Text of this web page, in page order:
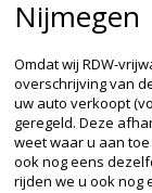
Nijmegen
Omdat wij RDW-
overschrijving van
uw auto verkoopt
geregeld. Deze
weet waar u aan
ook nog eens
rijden we u ook nog